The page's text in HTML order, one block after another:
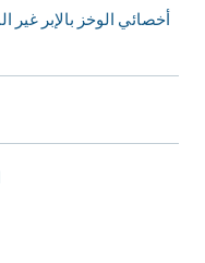
أخصائي الوخز بالإبر